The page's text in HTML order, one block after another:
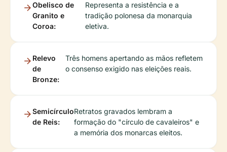
Obelisco de
Granito e
Coroa:
Representa a resistência e a
tradição polonesa da monarquia
eletiva.
Relevo
de
Bronze:
Três homens apertando as mãos refletem
o consenso exigido nas eleições reais.
Semicírculo
de Reis:
Retratos gravados lembram a
formação do "círculo de cavaleiros" e
a memória dos monarcas eleitos.